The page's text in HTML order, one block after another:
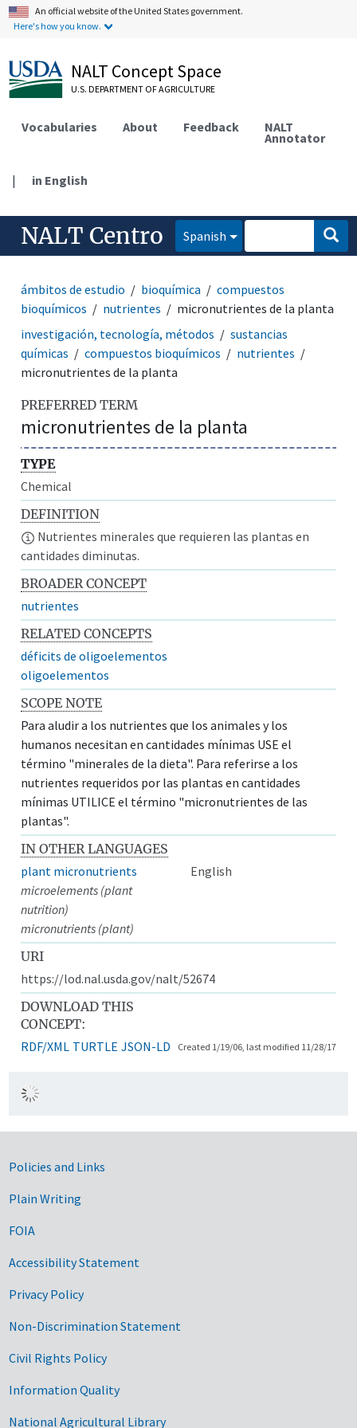
An official website of the United States government.
Here's how you know.
NALT Concept Space
U.S. DEPARTMENT OF AGRICULTURE
Vocabularies About Feedback NALT
Annotator
| in English
NALT Centro Spanish
ámbitos de estudio bioquímica
compuestos
bioquímicos
nutrientes
micronutrientes de la planta
investigación, tecnología, métodos
sustancias
químicas
compuestos bioquímicos
nutrientes
micronutrientes de la planta
PREFERRED TERM
micronutrientes de la planta
TYPE
Chemical
DEFINITION
Nutrientes minerales que requieren las plantas en
cantidades diminutas.
BROADER CONCEPT
nutrientes
RELATED CONCEPTS
déficits de oligoelementos
oligoelementos
SCOPE NOTE
Para aludir a los nutrientes que los animales y los
humanos necesitan en cantidades mínimas USE el
término "minerales de la dieta". Para referirse a los
nutrientes requeridos por las plantas en cantidades
mínimas UTILICE el término "micronutrientes de las
plantas".
IN OTHER LANGUAGES
plant micronutrients
English
microelements (plant
nutrition)
micronutrients (plant)
URI
https://lod.nal.usda.gov/nalt/52674
DOWNLOAD THIS
CONCEPT:
RDF/XML TURTLE JSON-LD Created 1/19/06, last modified 11/28/17
Government Links
Policies and Links
Plain Writing
FOIA
Accessibility Statement
Privacy Policy
Non-Discrimination Statement
Civil Rights Policy
Information Quality
National Agricultural Library